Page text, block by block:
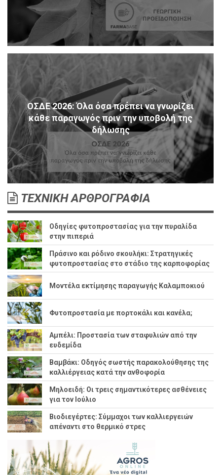
ΟΣΔΕ 2026: Όλα όσα πρέπει να γνωρίζει
κάθε παραγωγός πριν την υποβολή της
δήλωσης
ΤΕΧΝΙΚΗ ΑΡΘΡΟΓΡΑΦΙΑ
Οδηγίες φυτοπροστασίας για την πυραλίδα
στην πιπεριά
Πράσινο και ρόδινο σκουλήκι: Στρατηγικές
φυτοπροστασίας στο στάδιο της καρποφορίας
Μοντέλα εκτίμησης παραγωγής Καλαμποκιού
Φυτοπροστασία με πορτοκάλι και κανέλα;
Αμπέλι: Προστασία των σταφυλιών από την
ευδεμίδα
Βαμβάκι: Οδηγός σωστής παρακολούθησης της
καλλιέργειας κατά την ανθοφορία
Μηλοειδή: Οι τρεις σημαντικότερες ασθένειες
για τον Ιούλιο
Βιοδιεγέρτες: Σύμμαχοι των καλλιεργειών
απέναντι στο θερμικό στρες